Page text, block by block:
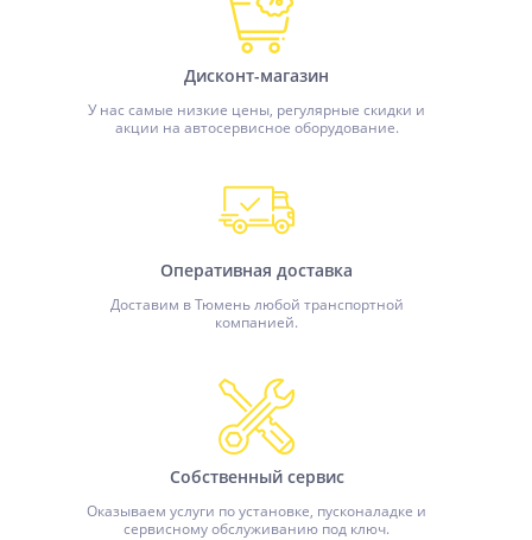
Дисконт-магазин
У нас самые низкие цены, регулярные скидки и
акции на автосервисное оборудование.
Оперативная доставка
Доставим в Тюмень любой транспортной
компанией.
Собственный сервис
Оказываем услуги по установке, пусконаладке и
сервисному обслуживанию под ключ.